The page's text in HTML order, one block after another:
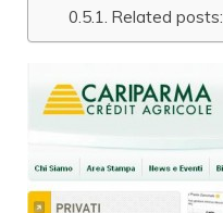
Related posts: